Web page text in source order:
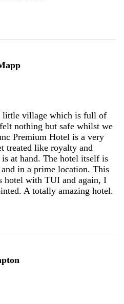
little village which is full of
nothing but safe whilst we
Premium Hotel is a very
treated like royalty and
at hand. The hotel itself is
and in a prime location. This
hotel with TUI and again, I
A totally amazing hotel.